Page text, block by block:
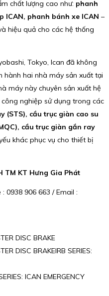
chất lượng cao như: phanh
ICAN, phanh bánh xe ICAN –
hiệu quả cho các hệ thống
Tokyo, Ican đã không
hành hai nhà máy sản xuất tại
máy này chuyên sản xuất hệ
nghiệp sử dụng trong các
(STS), cầu trục giàn cao su
cầu trục giàn gắn ray
khác phục vụ cho thiết bị
TM KT Hưng Gia Phát
0938 906 663 / Email :
DISC BRAKE
DISC BRAKEIRB SERIES:
ICAN EMERGENCY